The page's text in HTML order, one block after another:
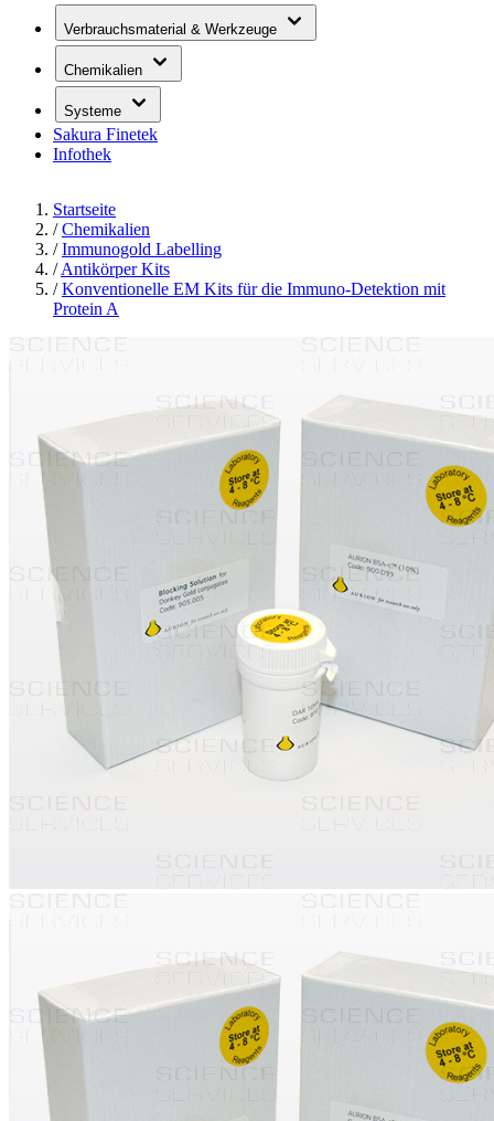
Verbrauchsmaterial & Werkzeuge
Chemikalien
Systeme
Sakura Finetek
Infothek
Startseite
/ Chemikalien
/ Immunogold Labelling
/ Antikörper Kits
/ Konventionelle EM Kits für die Immuno-Detektion mit
Protein A